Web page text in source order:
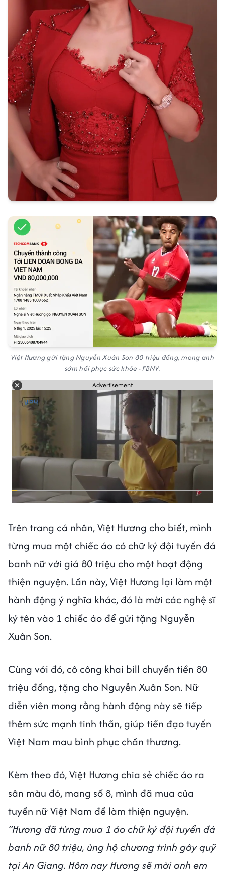
Việt Hương gửi tặng Nguyễn Xuân Son 80 triệu đồng, mong anh
sớm hồi phục sức khỏe - FBNV.
Advertisement
Trên trang cá nhân, Việt Hương cho biết, mình
từng mua một chiếc áo có chữ ký đội tuyển đá
banh nữ với giá 80 triệu cho một hoạt động
thiện nguyện. Lần này, Việt Hương lại làm một
hành động ý nghĩa khác, đó là mời các nghệ sĩ
ký tên vào 1 chiếc áo để gửi tặng Nguyễn
Xuân Son.
Cùng với đó, cô công khai bill chuyển tiền 80
triệu đồng, tặng cho Nguyễn Xuân Son. Nữ
diễn viên mong rằng hành động này sẽ tiếp
thêm sức mạnh tinh thần, giúp tiền đạo tuyển
Việt Nam mau bình phục chấn thương.
Kèm theo đó, Việt Hương chia sẻ chiếc áo ra
sân màu đỏ, mang số 8, mình đã mua của
tuyển nữ Việt Nam để làm thiện nguyện.
“Hương đã từng mua 1 áo chữ ký đội tuyển đá
banh nữ 80 triệu, ủng hộ chương trình gây quỹ
tại An Giang. Hôm nay Hương sẽ mời anh em